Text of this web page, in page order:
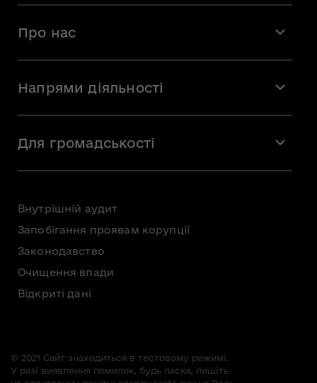
Про нас
Команда
Вакансії
Напрями діяльності
Мистецька освіта
Для громадськості
Внутрішній аудит
Запобігання проявам корупції
Законодавство
Очищення влади
Відкриті дані
© 2021 Сайт знаходиться в тестовому режимі.
У разі виявлення помилок, будь ласка, пишіть